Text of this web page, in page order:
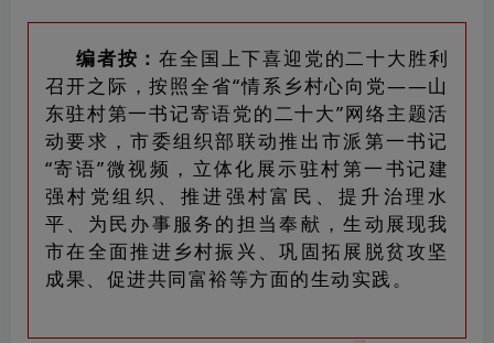
编者按：在全国上下喜迎党的二十大胜利
召开之际，按照全省“情系乡村心向党——山
东驻村第一书记寄语党的二十大”网络主题活
动要求，市委组织部联动推出市派第一书记
“寄语”微视频，立体化展示驻村第一书记建
强村党组织、推进强村富民、提升治理水
平、为民办事服务的担当奉献，生动展现我
市在全面推进乡村振兴、巩固拓展脱贫攻坚
成果、促进共同富裕等方面的生动实践。